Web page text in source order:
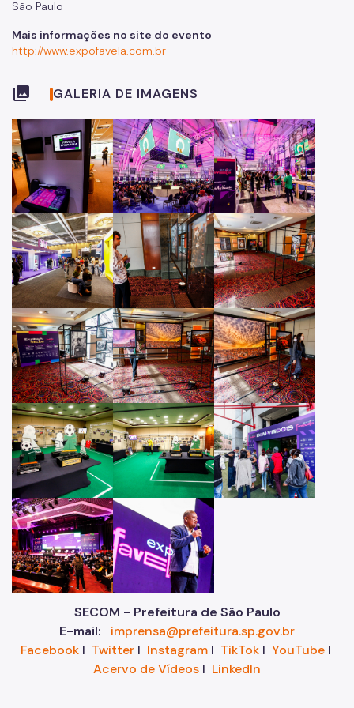
São Paulo
Mais informações no site do evento
http://www.expofavela.com.br
collections GALERIA DE IMAGENS
SECOM - Prefeitura de São Paulo
E-mail:
imprensa@prefeitura.sp.gov.br
FacebookI TwitterI InstagramI TikTokI YouTubeI
Acervo de Vídeos I LinkedIn